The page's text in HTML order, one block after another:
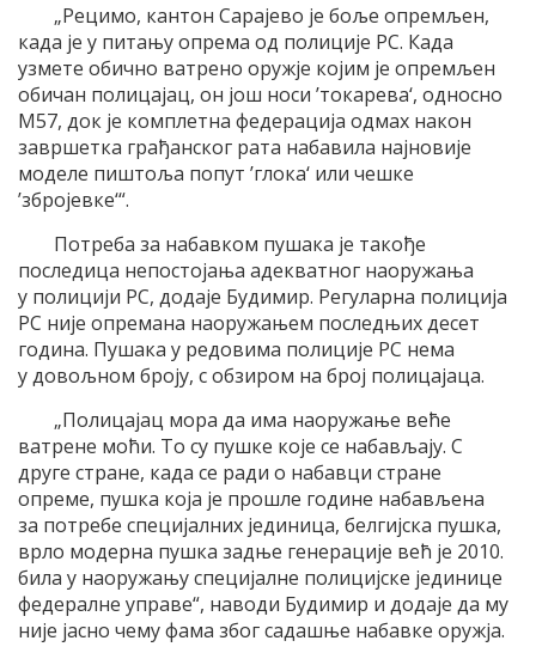
„Рецимо, кантон Сарајево је боље опремљен,
када је у питању опрема од полиције РС. Када
узмете обично ватрено оружје којим је опремљен
обичан полицајац, он још носи ’токарева‘, односно
М57, док је комплетна федерација одмах након
завршетка грађанског рата набавила најновије
моделе пиштоља попут ’глока‘ или чешке
’збројевке‘“.
Потреба за набавком пушака је такође
последица непостојања адекватног наоружања
у полицији РС, додаје Будимир. Регуларна полиција
РС није опремана наоружањем последњих десет
година. Пушака у редовима полиције РС нема
у довољном броју, с обзиром на број полицајаца.
„Полицајац мора да има наоружање веће
ватрене моћи. То су пушке које се набављају. С
друге стране, када се ради о набавци стране
опреме, пушка која је прошле године набављена
за потребе специјалних јединица, белгијска пушка,
врло модерна пушка задње генерације већ је 2010.
била у наоружању специјалне полицијске јединице
федералне управе“, наводи Будимир и додаје да му
није јасно чему фама због садашње набавке оружја.